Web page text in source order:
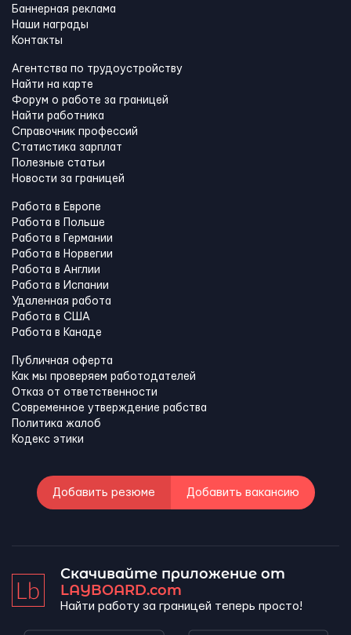
Баннерная реклама
Наши награды
Контакты
Агентства по трудоустройству
Найти на карте
Форум о работе за границей
Найти работника
Справочник профессий
Статистика зарплат
Полезные статьи
Новости за границей
Работа в Европе
Работа в Польше
Работа в Германии
Работа в Норвегии
Работа в Англии
Работа в Испании
Удаленная работа
Работа в США
Работа в Канадe
Публичная оферта
Как мы проверяем работодателей
Отказ от ответственности
Современное утверждение рабства
Политика жалоб
Кодекс этики
Добавить резюме Добавить вакансию
Скачивайте приложение от
LAYBOARD.com
Найти работу за границей теперь просто!